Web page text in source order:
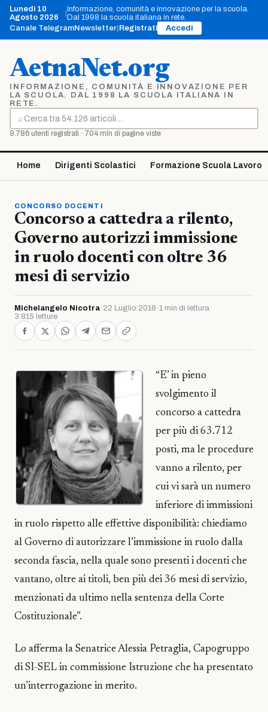
Vai
contenuto
Lunedì 10
Agosto 2026
Informazione, comunità e innovazione per la scuola.
Dal 1998 la scuola italiana in rete.
Canale TelegramNewsletter Registrati Accedi
AetnaNet.org
INFORMAZIONE, COMUNITÀ E INNOVAZIONE PER
LA SCUOLA. DAL 1998 LA SCUOLA ITALIANA IN
RETE.
⌕
Cerca
9.786 utenti registrati · 704 mln di pagine viste
Home Dirigenti Scolastici Formazione Scuola Lavoro
CONCORSO DOCENTI
Concorso a cattedra a rilento,
Governo autorizzi immissione
in ruolo docenti con oltre 36
mesi di servizio
Michelangelo Nicotra· 22 Luglio 2016 ·1 min di lettura·
3.815 letture
“E’ in pieno
svolgimento il
concorso a cattedra
per più di 63.712
posti, ma le procedure
vanno a rilento, per
cui vi sarà un numero
inferiore di immissioni
in ruolo rispetto alle effettive disponibilità: chiediamo
al Governo di autorizzare l’immissione in ruolo dalla
seconda fascia, nella quale sono presenti i docenti che
vantano, oltre ai titoli, ben più dei 36 mesi di servizio,
menzionati da ultimo nella sentenza della Corte
Costituzionale”.
Lo afferma la Senatrice Alessia Petraglia, Capogruppo
di SI-SEL in commissione Istruzione che ha presentato
un’interrogazione in merito.